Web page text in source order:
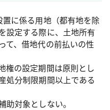
に係る用地（都有地を除
設定する際に、土地所有
て、借地代の前払いの性
権の設定期間は原則とし
処分制限期間以上である
対象としない。